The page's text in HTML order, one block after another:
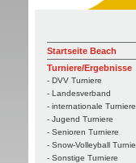
Startseite Beach
Turniere/Ergebnisse
- DVV Turniere
- Landesverband
- internationale Turniere
- Jugend Turniere
- Senioren Turniere
- Snow-Volleyball
- Sonstige Turniere